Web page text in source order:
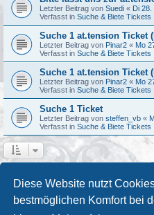
Diese Website nutzt
bestmöglichen Komfort bei
Letzter Beitrag von Suedi « Di
Verfasst in Suche & Biete Tickets
Suche 1 at.tension Ticket
Letzter Beitrag von Pinar2 « Mo
Verfasst in Suche & Biete Tickets
Suche 1 at.tension Ticket
Letzter Beitrag von Pinar2 « Mo
Verfasst in Suche & Biete Tickets
Suche 1 Ticket
Letzter Beitrag von steffen_vb «
Verfasst in Suche & Biete Tickets